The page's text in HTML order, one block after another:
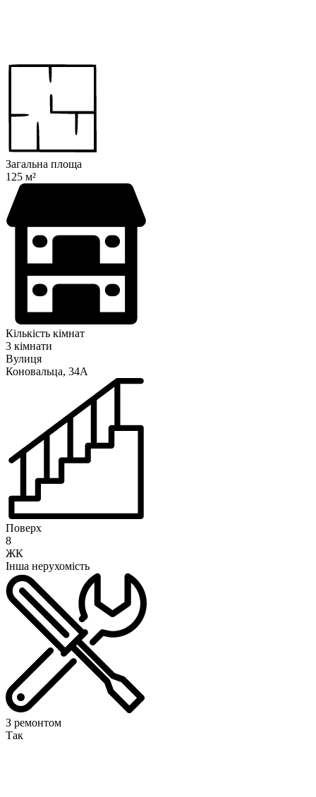
Загальна площа
125 м²
Кількість кімнат
3 кімнати
Вулиця
Коновальца, 34А
Поверх
8
ЖК
Інша нерухомість
З ремонтом
Так